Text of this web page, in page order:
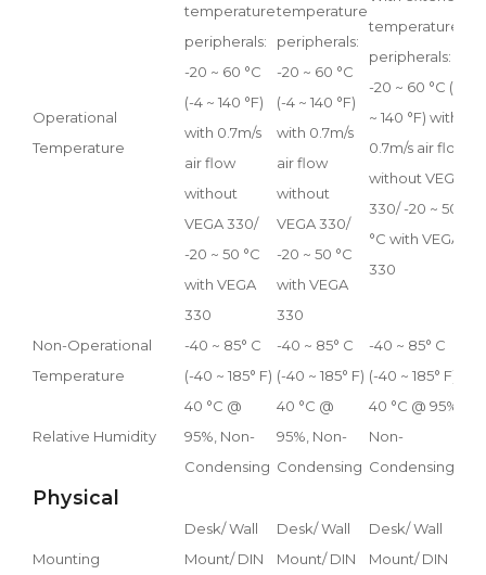
Operational
Temperature
temperature
peripherals:
-20 ~ 60 °C
(-4 ~ 140 °F)
with 0.7m/s
air flow
without
VEGA 330/
-20 ~ 50 °C
with VEGA
330
temperature
peripherals:
-20 ~ 60 °C
(-4 ~ 140 °F)
with 0.7m/s
air flow
without
VEGA 330/
-20 ~ 50 °C
with VEGA
330
temperature
peripherals:
-20 ~ 60 °C (-4
~ 140 °F) with
0.7m/s air flow
without VEGA
330/ -20 ~ 50
°C with VEGA
330
Non-Operational
Temperature
-40 ~ 85° C
(-40 ~ 185° F)
-40 ~ 85° C
(-40 ~ 185° F)
-40 ~ 85° C
(-40 ~ 185° F)
Relative Humidity
40 °C @
95%, Non-
Condensing
40 °C @
95%, Non-
Condensing
40 °C @ 95%,
Non-
Condensing
Physical
Mounting
Desk/ Wall
Mount/ DIN
Desk/ Wall
Mount/ DIN
Desk/ Wall
Mount/ DIN